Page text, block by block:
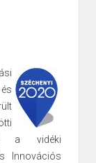
a vidéki
Innovációs